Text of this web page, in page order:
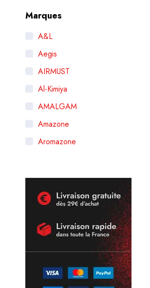
Marques
A&L
Aegis
AIRMUST
Al-Kimiya
AMALGAM
Amazone
Aromazone
Avap
Bankiz
Biggy Bear
BOOSTER DE NICOTINE
By Curieux